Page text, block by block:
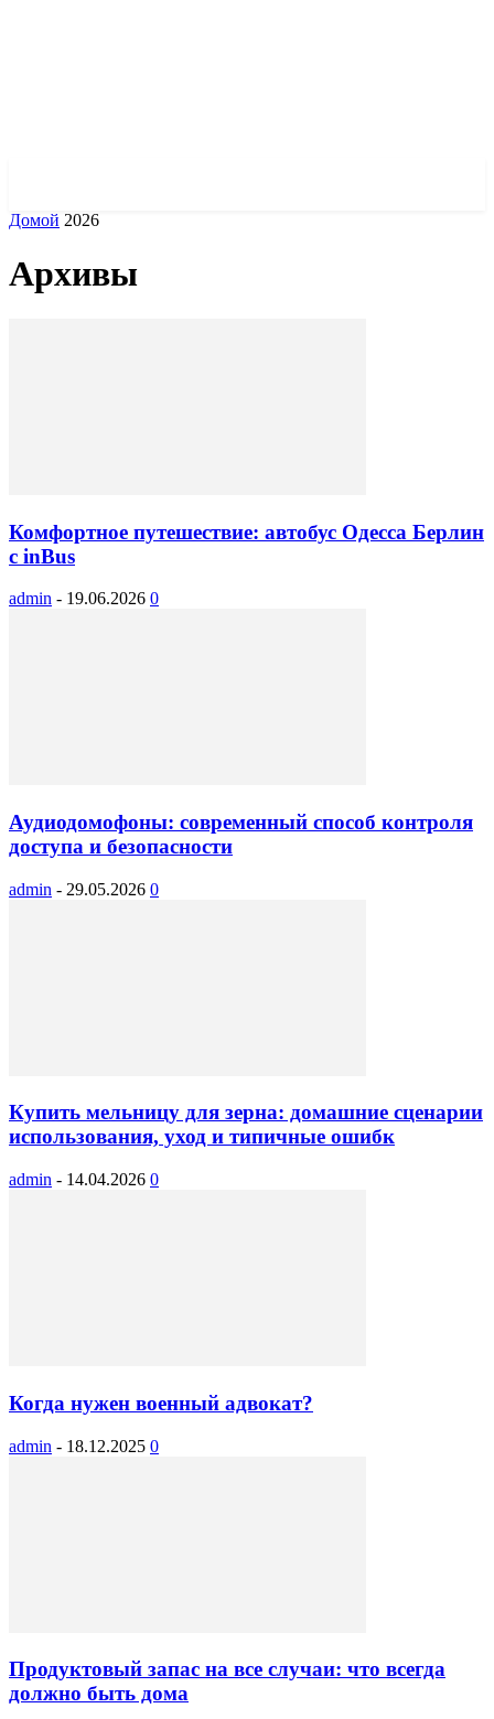
Домой 2026
Архивы
Комфортное путешествие: автобус Одесса Берлин
с inBus
admin - 19.06.2026 0
Аудиодомофоны: современный способ контроля
доступа и безопасности
admin - 29.05.2026 0
Купить мельницу для зерна: домашние сценарии
использования, уход и типичные ошибк
admin - 14.04.2026 0
Когда нужен военный адвокат?
admin - 18.12.2025 0
Продуктовый запас на все случаи: что всегда
должно быть дома